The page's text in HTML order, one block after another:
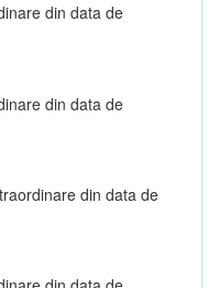
din data de
din data de
din data de